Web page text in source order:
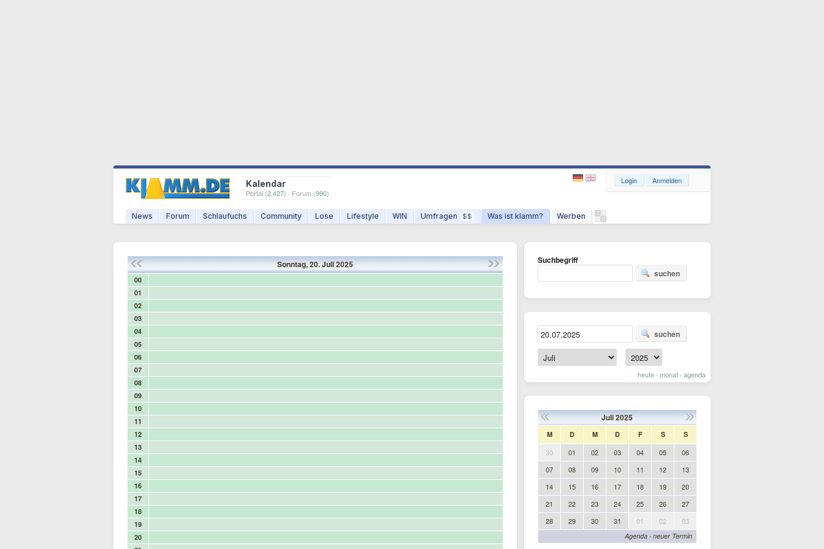
Kalendar
Portal (2.427) · Forum (990)
News Forum Schlaufuchs Community Lose Lifestyle WIN Umfragen $$ Was ist klamm? Werben
Login Anmelden
Sonntag,20.Juli2025
00
01
02
03
04
05
06
07
08
09
10
11
12
13
14
15
16
17
18
19
20
Suchbegriff
suchen
suchen
heute · monat · agenda
Juli2025
M D M D F S S
30 01 02 03 04 05
06
07
08 09 10 11 12
13
14
15 16 17 18 19
20
21
22 23 24 25 26
27
28
29 30 31 01 02 03
Agenda · neuer Termin